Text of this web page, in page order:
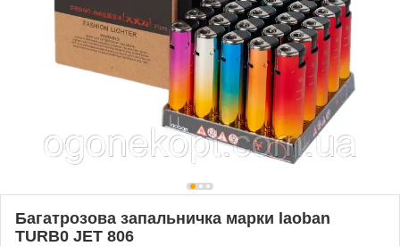
Багатрозова запальничка марки laoban
TURB0 JET 806